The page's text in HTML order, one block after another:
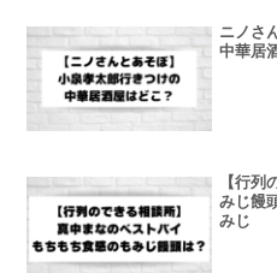
ニノさ
中華居
【行
みじ饅
みじ